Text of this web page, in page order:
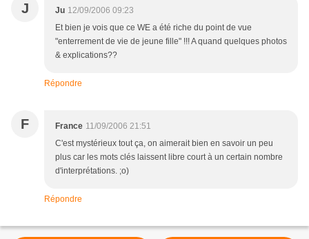
J Ju 12/09/2006 09:23
Et bien je vois que ce WE a été riche du point de vue
"enterrement de vie de jeune fille" !!! A quand quelques photos
& explications??
Répondre
F France 11/09/2006 21:51
C'est mystérieux tout ça, on aimerait bien en savoir un peu
plus car les mots clés laissent libre court à un certain nombre
d'interprétations. ;o)
Répondre